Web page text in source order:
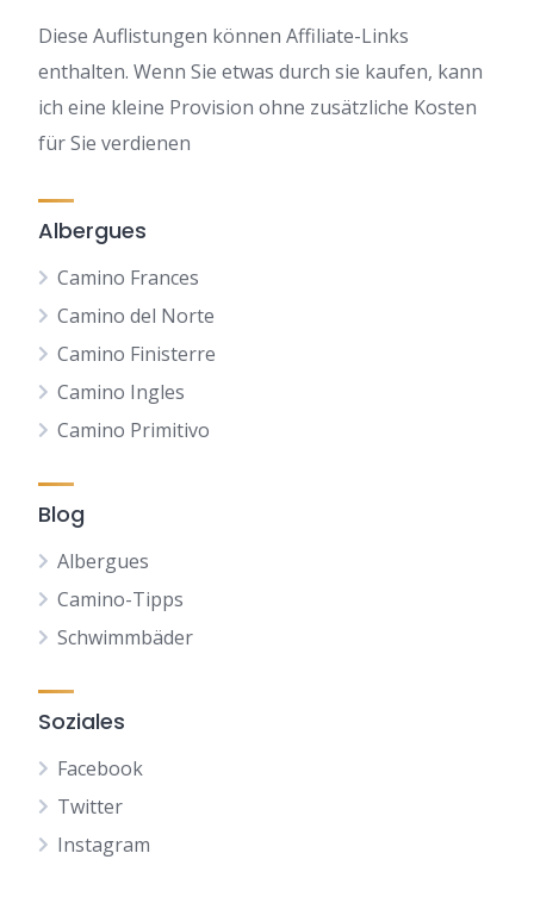
Diese Auflistungen können Affiliate-Links
enthalten. Wenn Sie etwas durch sie kaufen, kann
ich eine kleine Provision ohne zusätzliche Kosten
für Sie verdienen
Albergues
Camino Frances
Camino del Norte
Camino Finisterre
Camino Ingles
Camino Primitivo
Blog
Albergues
Camino-Tipps
Schwimmbäder
Soziales
Facebook
Twitter
Instagram